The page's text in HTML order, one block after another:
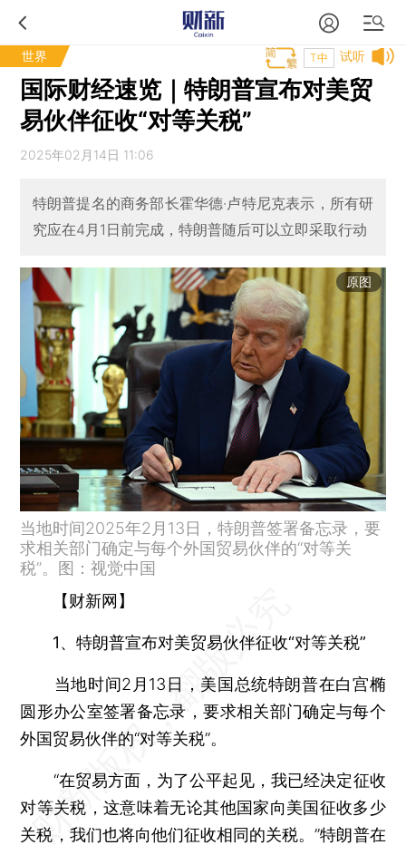
世界 试听
T中
国际财经速览｜特朗普宣布对美贸
易伙伴征收“对等关税”
2025年02月14日 11:06
特朗普提名的商务部长霍华德·卢特尼克表示，所有研
究应在4月1日前完成，特朗普随后可以立即采取行动
原图
当地时间2025年2月13日，特朗普签署备忘录，要
求相关部门确定与每个外国贸易伙伴的“对等关
税”。图：视觉中国
【财新网】
1、特朗普宣布对美贸易伙伴征收“对等关税”
当地时间2月13日，美国总统特朗普在白宫椭
圆形办公室签署备忘录，要求相关部门确定与每个
外国贸易伙伴的“对等关税”。
“在贸易方面，为了公平起见，我已经决定征收
对等关税，这意味着无论其他国家向美国征收多少
关税，我们也将向他们征收相同的关税。”特朗普在